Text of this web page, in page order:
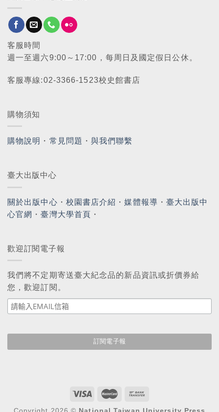
客服時間
週一至週六9:00～17:00，每周日及國定假日公休。
客服專線:02-3366-1523校史館書店
購物須知
購物說明 ・ 常見問題 ・與我們聯繫
臺大出版中心
關於出版中心 ・ 校園書店介紹 ・媒體報導 ・ 臺大出版中
心官網 ・臺灣大學首頁 ・
歡迎訂閱電子報
我們將不定期寄送臺大紀念品的新品資訊或折價券給
您，歡迎訂閱。